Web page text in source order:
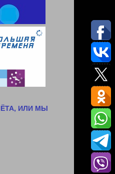
ИЛИ МЫ